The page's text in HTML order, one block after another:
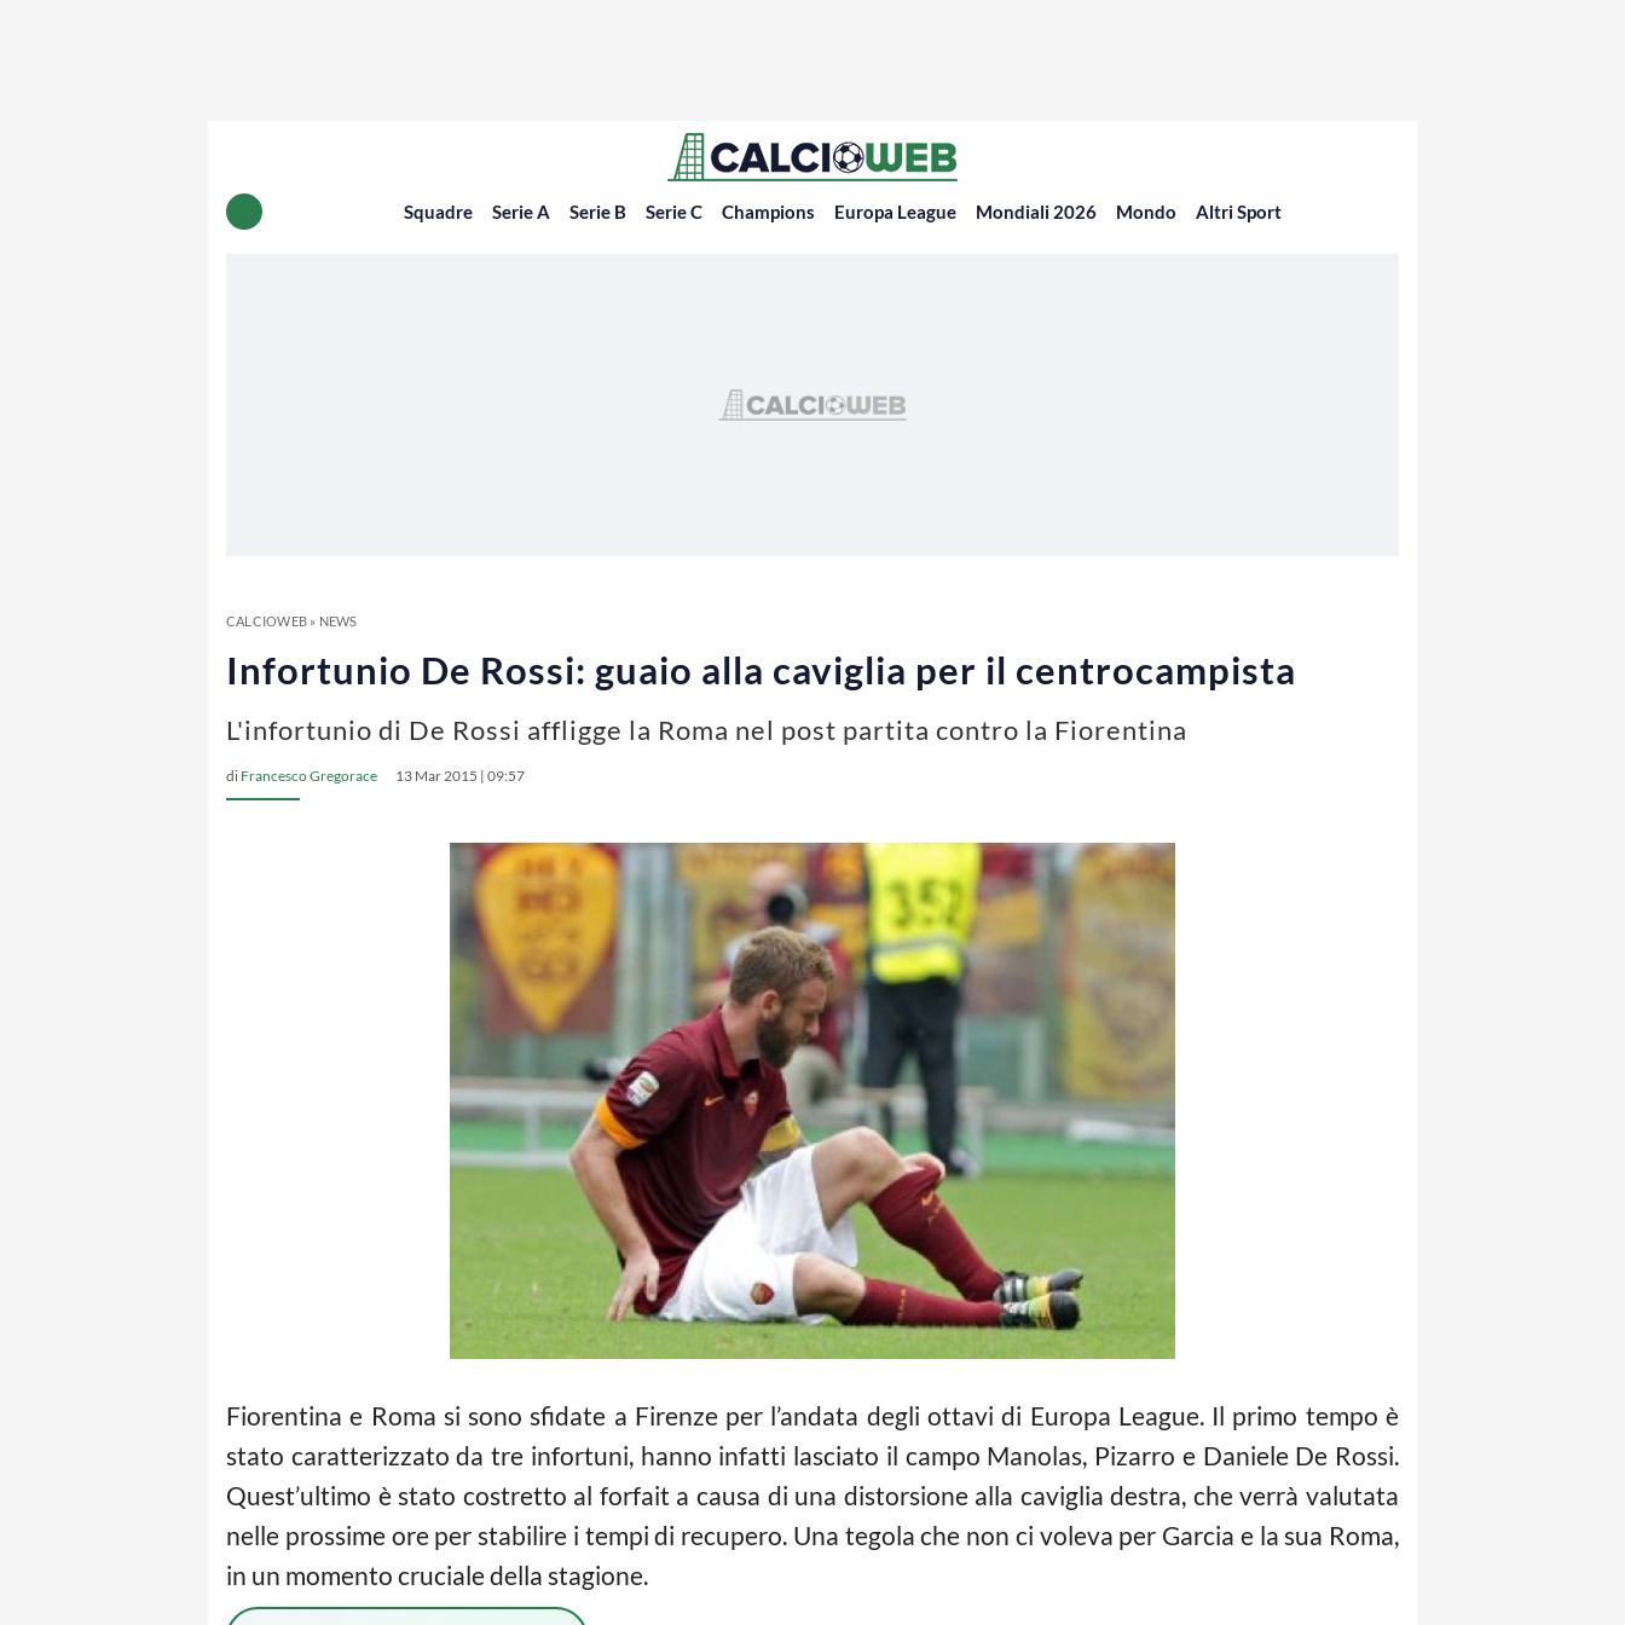
Squadre Serie A Serie B Serie C Champions Europa League Mondiali 2026 Mondo Altri Sport
CALCIOWEB» NEWS
Infortunio De Rossi: guaio alla caviglia per il centrocampista
L'infortunio di De Rossi affligge la Roma nel post partita contro la Fiorentina
di Francesco Gregorace 13 Mar 2015 | 09:57
Fiorentina e Roma si sono sfidate a Firenze per l’andata degli ottavi di Europa League. Il primo tempo è
stato caratterizzato da tre infortuni, hanno infatti lasciato il campo Manolas, Pizarro e Daniele De Rossi.
Quest’ultimo è stato costretto al forfait a causa di una distorsione alla caviglia destra, che verrà valutata
nelle prossime ore per stabilire i tempi di recupero. Una tegola che non ci voleva per Garcia e la sua Roma,
in un momento cruciale della stagione.